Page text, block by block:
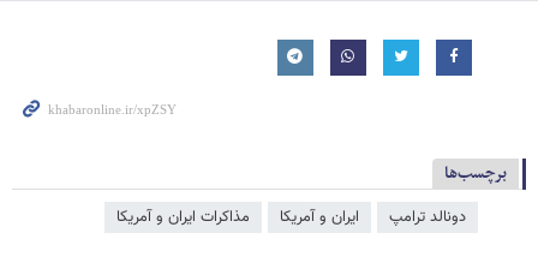
برچسب‌ها
دونالد ترامپ ایران و آمریکا مذاکرات ایران و آمریکا